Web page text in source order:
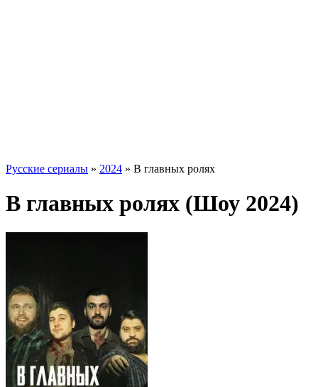
Русские сериалы » 2024 » В главных ролях
В главных ролях (Шоу 2024)